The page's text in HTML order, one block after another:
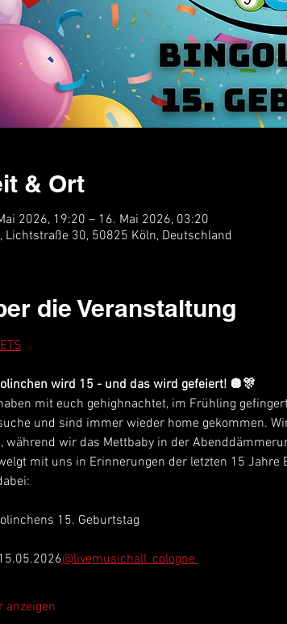
& Ort
2026, 19:20 – 16. Mai 2026, 03:20
Lichtstraße 30, 50825 Köln, Deutschland
die Veranstaltung
wird 15 - und das wird gefeiert! 🪩🎊
mit euch gehighnachtet, im Frühling
und sind immer wieder home gekommen.
während wir das Mettbaby in der
mit uns in Erinnerungen der letzten 15
15. Geburtstag
@livemusichall_cologne
anzeigen